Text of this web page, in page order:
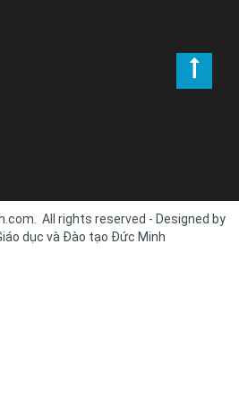
All rights reserved - Designed by
dục và Đào tạo Đức Minh